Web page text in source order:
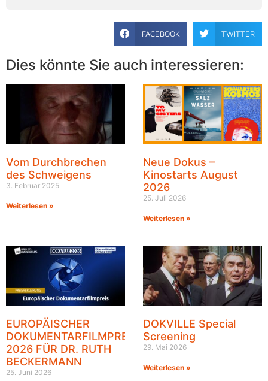
FACEBOOK TWITTER
Dies könnte Sie auch interessieren:
Vom Durchbrechen
des Schweigens
3. Februar 2025
Weiterlesen »
Neue Dokus –
Kinostarts August
2026
25. Juli 2026
Weiterlesen »
EUROPÄISCHER
DOKUMENTARFILMPREIS
2026 FÜR DR. RUTH
BECKERMANN
25. Juni 2026
DOKVILLE Special
Screening
29. Mai 2026
Weiterlesen »